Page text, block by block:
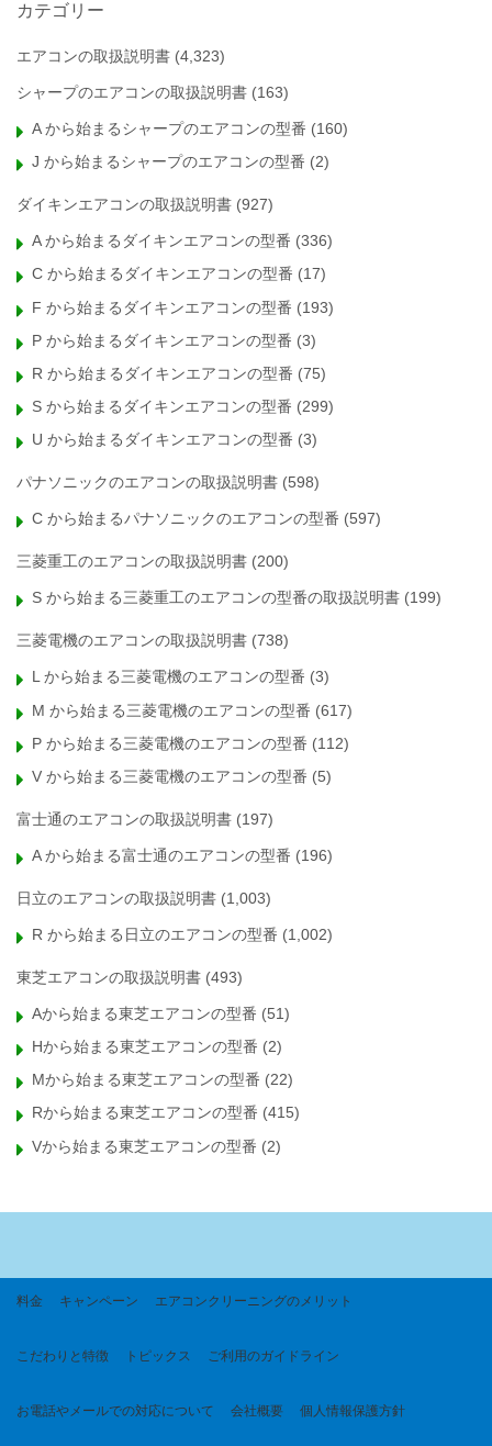
カテゴリー
エアコンの取扱説明書 (4,323)
シャープのエアコンの取扱説明書 (163)
A から始まるシャープのエアコンの型番 (160)
J から始まるシャープのエアコンの型番 (2)
ダイキンエアコンの取扱説明書 (927)
A から始まるダイキンエアコンの型番 (336)
C から始まるダイキンエアコンの型番 (17)
F から始まるダイキンエアコンの型番 (193)
P から始まるダイキンエアコンの型番 (3)
R から始まるダイキンエアコンの型番 (75)
S から始まるダイキンエアコンの型番 (299)
U から始まるダイキンエアコンの型番 (3)
パナソニックのエアコンの取扱説明書 (598)
C から始まるパナソニックのエアコンの型番 (597)
三菱重工のエアコンの取扱説明書 (200)
S から始まる三菱重工のエアコンの型番の取扱説明書 (199)
三菱電機のエアコンの取扱説明書 (738)
L から始まる三菱電機のエアコンの型番 (3)
M から始まる三菱電機のエアコンの型番 (617)
P から始まる三菱電機のエアコンの型番 (112)
V から始まる三菱電機のエアコンの型番 (5)
富士通のエアコンの取扱説明書 (197)
A から始まる富士通のエアコンの型番 (196)
日立のエアコンの取扱説明書 (1,003)
R から始まる日立のエアコンの型番 (1,002)
東芝エアコンの取扱説明書 (493)
Aから始まる東芝エアコンの型番 (51)
Hから始まる東芝エアコンの型番 (2)
Mから始まる東芝エアコンの型番 (22)
Rから始まる東芝エアコンの型番 (415)
Vから始まる東芝エアコンの型番 (2)
料金 キャンペーン エアコンクリーニングのメリット
こだわりと特徴 トピックス ご利用のガイドライン
お電話やメールでの対応について 会社概要 個人情報保護方針